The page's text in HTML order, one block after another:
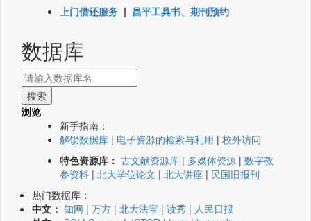
上门借还服务 | 昌平工具书、期刊预约
数据库
浏览
新手指南：
解锁数据库 | 电子资源的检索与利用 | 校外访问
特色资源库： 古文献资源库 | 多媒体资源 | 数字教
参资料 | 北大学位论文 | 北大讲座 | 民国旧报刊
热门数据库：
中文： 知网 | 万方 | 北大法宝 | 读秀 | 人民日报